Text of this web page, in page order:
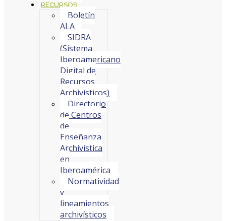
RECURSOS
Boletín
ALA
SIDRA
(Sistema
Iberoamericano
Digital de
Recursos
Archivísticos)
Directorio
de Centros
de
Enseñanza
Archivística
en
Iberoamérica
Normatividad
y
lineamientos
archivísticos